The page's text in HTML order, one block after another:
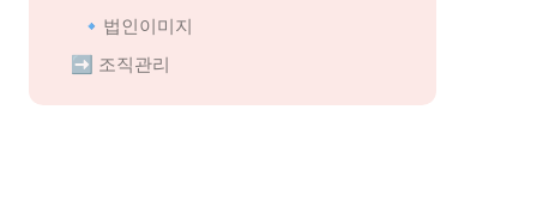
🔹법인이미지
➡️ 조직관리